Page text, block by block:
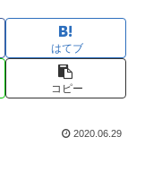
はてブ
コピー
2020.06.29